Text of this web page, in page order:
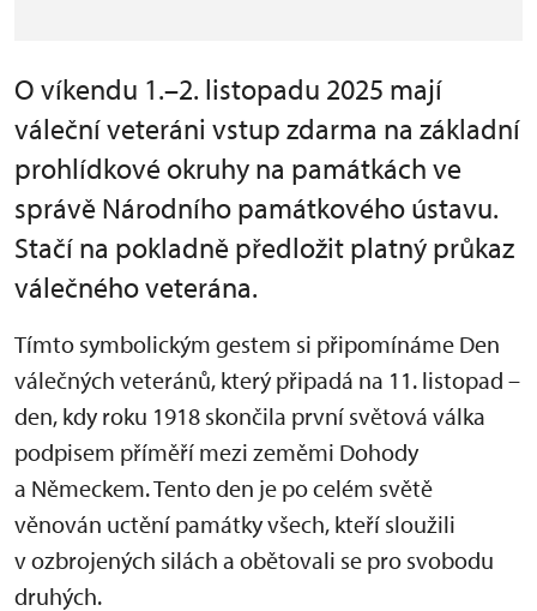
O víkendu 1.–2. listopadu 2025 mají
váleční veteráni vstup zdarma na základní
prohlídkové okruhy na památkách ve
správě Národního památkového ústavu.
Stačí na pokladně předložit platný průkaz
válečného veterána.
Tímto symbolickým gestem si připomínáme Den
válečných veteránů, který připadá na 11. listopad –
den, kdy roku 1918 skončila první světová válka
podpisem příměří mezi zeměmi Dohody
a Německem. Tento den je po celém světě
věnován uctění památky všech, kteří sloužili
v ozbrojených silách a obětovali se pro svobodu
druhých.